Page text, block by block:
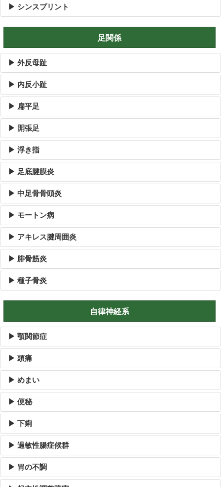
▶ シンスプリント
足関係
▶ 外反母趾
▶ 内反小趾
▶ 扁平足
▶ 開張足
▶ 浮き指
▶ 足底腱膜炎
▶ 中足骨骨頭炎
▶ モートン病
▶ アキレス腱周囲炎
▶ 腓骨筋炎
▶ 種子骨炎
自律神経系
▶ 顎関節症
▶ 頭痛
▶ めまい
▶ 便秘
▶ 下痢
▶ 過敏性腸症候群
▶ 胃の不調